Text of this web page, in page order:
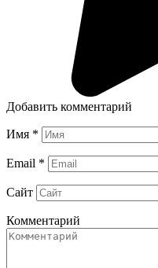
Добавить комментарий
Имя *
Email *
Сайт
Комментарий